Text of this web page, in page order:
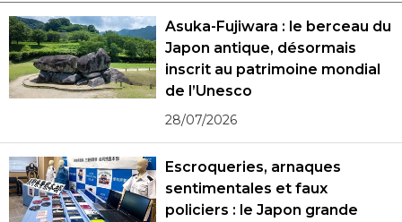
Asuka-Fujiwara : le berceau du
Japon antique, désormais
inscrit au patrimoine mondial
de l’Unesco
28/07/2026
Escroqueries, arnaques
sentimentales et faux
policiers : le Japon grande